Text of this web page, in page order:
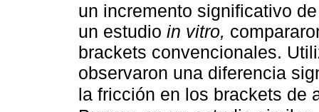
un incremento significativo
un estudio in vitro,
brackets convencionales.
observaron una diferencia
la fricción en los brackets de